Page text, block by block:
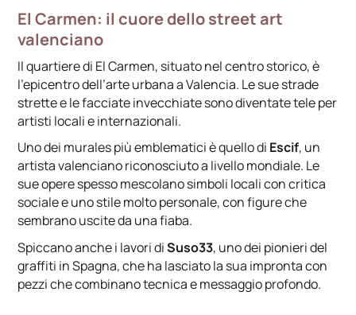
El Carmen: il cuore dello street art
valenciano
Il quartiere di El Carmen, situato nel centro storico, è
l’epicentro dell’arte urbana a Valencia. Le sue strade
strette e le facciate invecchiate sono diventate tele per
artisti locali e internazionali.
Uno dei murales più emblematici è quello di Escif, un
artista valenciano riconosciuto a livello mondiale. Le
sue opere spesso mescolano simboli locali con critica
sociale e uno stile molto personale, con figure che
sembrano uscite da una fiaba.
Spiccano anche i lavori diSuso33, uno dei pionieri del
graffiti in Spagna, che ha lasciato la sua impronta con
pezzi che combinano tecnica e messaggio profondo.